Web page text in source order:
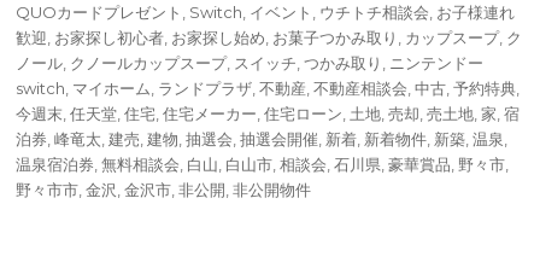
稿
日:
グ
QUOカードプレゼント , Switch, イベント , ウチトチ相談会, お子様連れ
歓迎, お家探し初心者, お家探し始め, お菓子つかみ取り , カップスープ, ク
ノール, クノールカップスープ, スイッチ,つかみ取り , ニンテンドー
switch, マイホーム, ランドプラザ,不動産,不動産相談会,中古,予約特典,
今週末,任天堂,住宅,住宅メーカー,住宅ローン,土地,売却,売土地,家,宿
泊券,峰竜太,建売,建物,抽選会,抽選会開催, 新着, 新着物件, 新築,温泉,
温泉宿泊券,無料相談会, 白山, 白山市,相談会,石川県,豪華賞品, 野々市,
野々市市,金沢,金沢市,非公開,非公開物件